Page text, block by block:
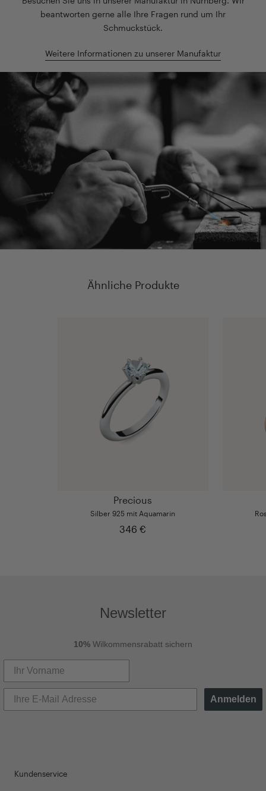
beantworten gerne alle Ihre Fragen rund um Ihr
Schmuckstück.
Weitere Informationen zu unserer Manufaktur
Ähnliche Produkte
Precious
Silber 925 mit Aquamarin
346 €
Newsletter
10% Wilkommensrabatt sichern
Anmelden
Kundenservice